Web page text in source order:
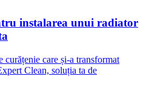
instalarea unui radiator